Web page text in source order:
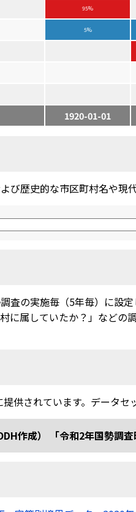
95%
5%
1920-01-01
び歴史的な市区町村名や現
査の実施毎（5年毎）に設
に属していたか？」など
提供されています。データ
作成） 「令和2年国勢